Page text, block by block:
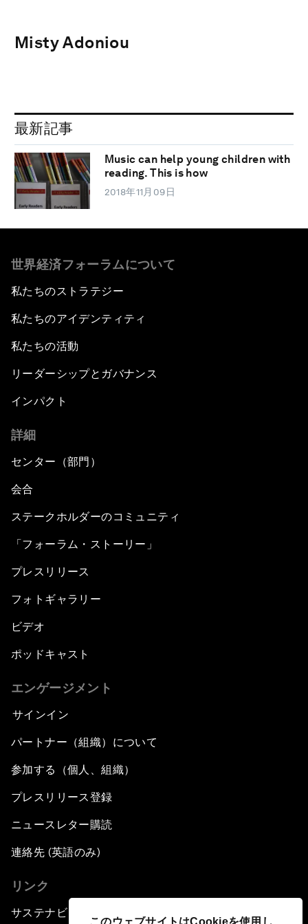
このウェブサイトはCookieを使用し
Misty Adoniou
最新記事
Music can help young children with
reading. This is how
2018年11月09日
世界経済フォーラムについて
私たちのストラテジー
私たちのアイデンティティ
私たちの活動
リーダーシップとガバナンス
インパクト
詳細
センター（部門）
会合
ステークホルダーのコミュニティ
「フォーラム・ストーリー」
プレスリリース
フォトギャラリー
ビデオ
ポッドキャスト
エンゲージメント
サインイン
パートナー（組織）について
参加する（個人、組織）
プレスリリース登録
ニュースレター購読
連絡先 (英語のみ)
リンク
サステナビリティへの取り組み